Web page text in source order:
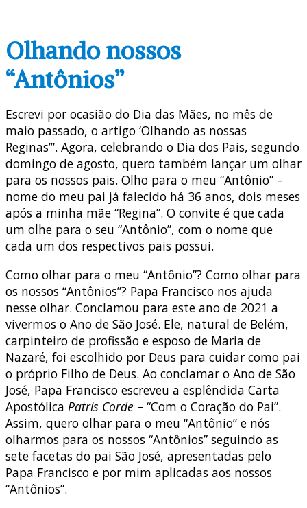
Olhando nossos
“Antônios”
Escrevi por ocasião do Dia das Mães, no mês de
maio passado, o artigo ‘Olhando as nossas
Reginas’”. Agora, celebrando o Dia dos Pais, segundo
domingo de agosto, quero também lançar um olhar
para os nossos pais. Olho para o meu “Antônio” –
nome do meu pai já falecido há 36 anos, dois meses
após a minha mãe “Regina”. O convite é que cada
um olhe para o seu “Antônio”, com o nome que
cada um dos respectivos pais possui.
Como olhar para o meu “Antônio”? Como olhar para
os nossos “Antônios”? Papa Francisco nos ajuda
nesse olhar. Conclamou para este ano de 2021 a
vivermos o Ano de São José. Ele, natural de Belém,
carpinteiro de profissão e esposo de Maria de
Nazaré, foi escolhido por Deus para cuidar como pai
o próprio Filho de Deus. Ao conclamar o Ano de São
José, Papa Francisco escreveu a esplêndida Carta
Apostólica Patris Corde – “Com o Coração do Pai”.
Assim, quero olhar para o meu “Antônio” e nós
olharmos para os nossos “Antônios” seguindo as
sete facetas do pai São José, apresentadas pelo
Papa Francisco e por mim aplicadas aos nossos
“Antônios”.